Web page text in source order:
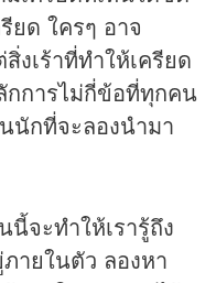
ยด ใครๆ อาจ
งเร้าที่ทำให้เครียด
กการไม่กี่ข้อที่ทุกคน
นักที่จะลองนำมา
นี้จะทำให้เรารู้ถึง
ายในตัว ลองหา